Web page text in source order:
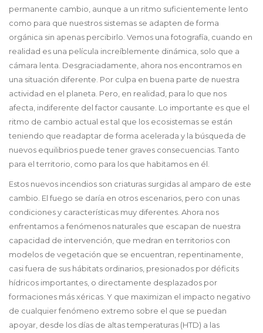
permanente cambio, aunque a un ritmo suficientemente lento
como para que nuestros sistemas se adapten de forma
orgánica sin apenas percibirlo. Vemos una fotografía, cuando en
realidad es una película increíblemente dinámica, solo que a
cámara lenta. Desgraciadamente, ahora nos encontramos en
una situación diferente. Por culpa en buena parte de nuestra
actividad en el planeta. Pero, en realidad, para lo que nos
afecta, indiferente del factor causante. Lo importante es que el
ritmo de cambio actual es tal que los ecosistemas se están
teniendo que readaptar de forma acelerada y la búsqueda de
nuevos equilibrios puede tener graves consecuencias. Tanto
para el territorio, como para los que habitamos en él.
Estos nuevos incendios son criaturas surgidas al amparo de este
cambio. El fuego se daría en otros escenarios, pero con unas
condiciones y características muy diferentes. Ahora nos
enfrentamos a fenómenos naturales que escapan de nuestra
capacidad de intervención, que medran en territorios con
modelos de vegetación que se encuentran, repentinamente,
casi fuera de sus hábitats ordinarios, presionados por déficits
hídricos importantes, o directamente desplazados por
formaciones más xéricas. Y que maximizan el impacto negativo
de cualquier fenómeno extremo sobre el que se puedan
apoyar, desde los días de altas temperaturas (HTD) a las